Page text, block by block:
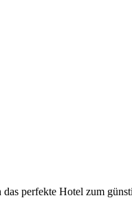
perfekte Hotel zum